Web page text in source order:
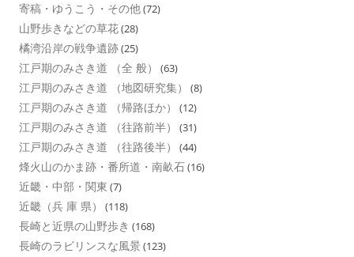
寄稿・ゆうこう・その他(72)
山野歩きなどの草花(28)
橘湾沿岸の戦争遺跡(25)
江戸期のみさき道 （全 般） (63)
江戸期のみさき道 （地図研究集） (8)
江戸期のみさき道 （帰路ほか） (12)
江戸期のみさき道 （往路前半） (31)
江戸期のみさき道 （往路後半） (44)
烽火山のかま跡・番所道・南畝石(16)
近畿・中部・関東 (7)
近畿（兵 庫 県） (118)
長崎と近県の山野歩き (168)
長崎のラビリンスな風景 (123)